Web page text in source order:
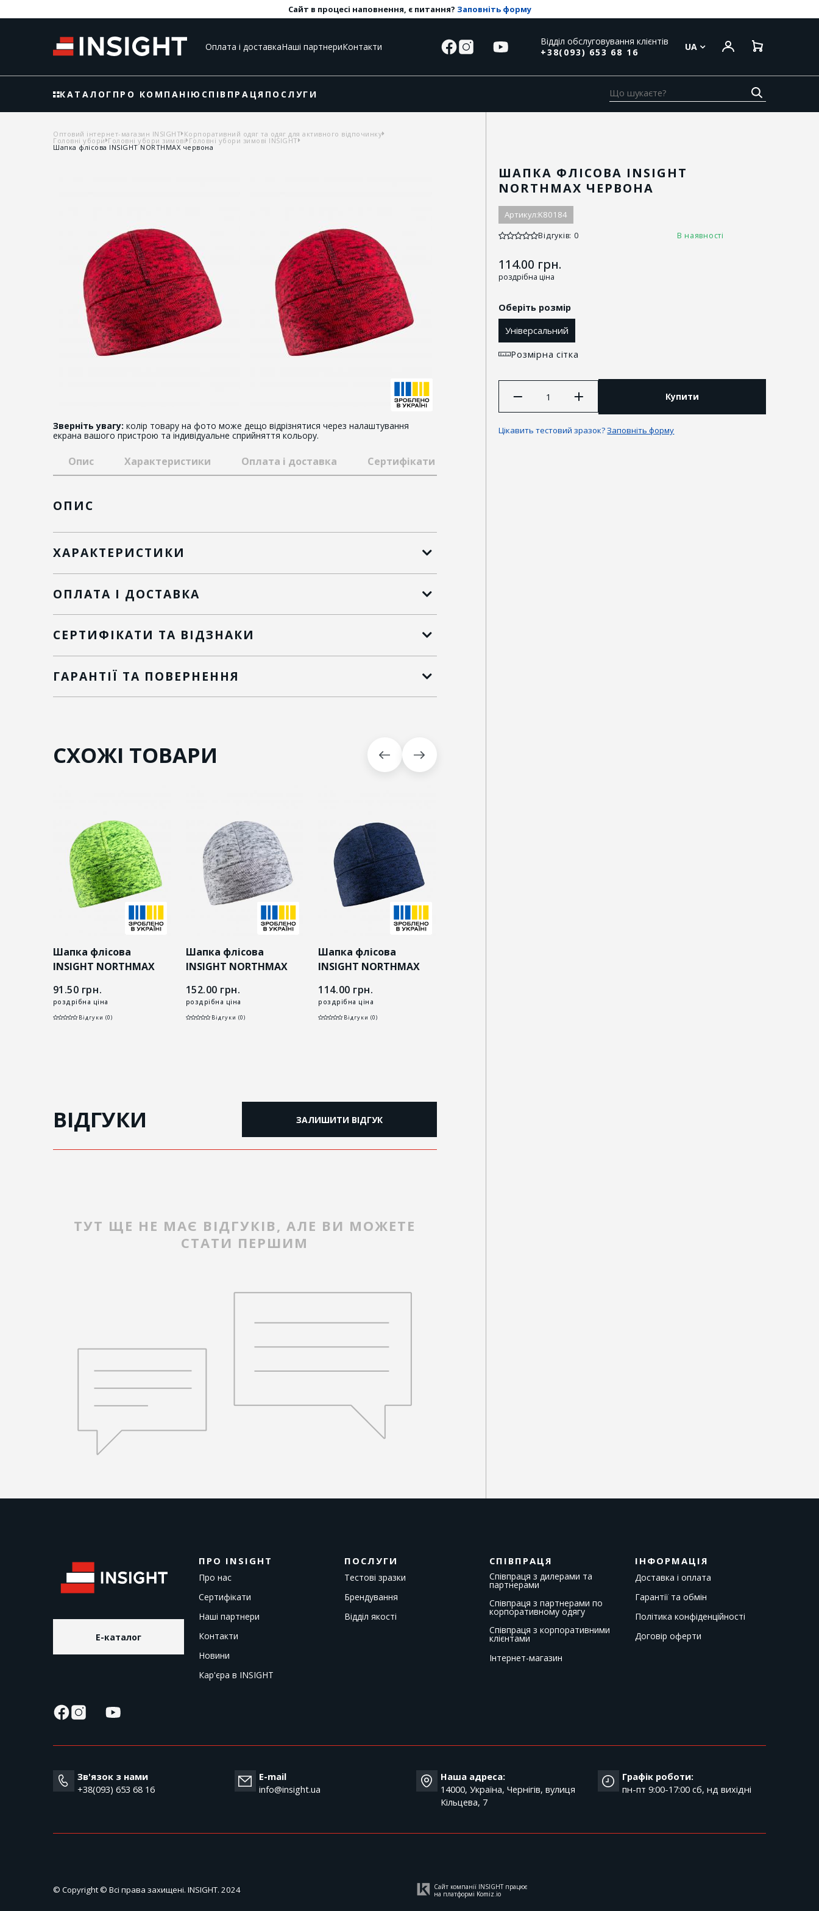
Сайт в процесі наповнення, є питання? Заповніть форму
Оплата і доставкаНаші партнериКонтакти
Відділ обслуговування клієнтів
+38(093) 653 68 16
UA
КАТАЛОГ ПРО КОМПАНІЮ СПІВПРАЦЯ ПОСЛУГИ
Оптовий інтернет-магазин INSIGHT Корпоративний одяг та одяг для активного відпочинку
Головні убори Головні убори зимові Головні убори зимові INSIGHT
Шапка флісова INSIGHT NORTHMAX червона
Зверніть увагу: колір товару на фото може дещо відрізнятися через налаштування
екрана вашого пристрою та індивідуальне сприйняття кольору.
ШАПКА ФЛІСОВА INSIGHT
NORTHMAX ЧЕРВОНА
Артикул:K80184
Відгуків: 0 В наявності
114.00 грн.
роздрібна ціна
Оберіть розмір
Універсальний
Розмірна сітка
Купити
Цікавить тестовий зразок?Заповніть форму
Опис Характеристики Оплата і доставка Сертифікати та відзнаки
ОПИС
ХАРАКТЕРИСТИКИ
ОПЛАТА І ДОСТАВКА
СЕРТИФІКАТИ ТА ВІДЗНАКИ
ГАРАНТІЇ ТА ПОВЕРНЕННЯ
СХОЖІ ТОВАРИ
Шапка флісова
INSIGHT NORTHMAX
91.50 грн.
роздрібна ціна
Відгуки (0)
Шапка флісова
INSIGHT NORTHMAX
152.00 грн.
роздрібна ціна
Відгуки (0)
Шапка флісова
INSIGHT NORTHMAX
114.00 грн.
роздрібна ціна
Відгуки (0)
ВІДГУКИ ЗАЛИШИТИ ВІДГУК
ТУТ ЩЕ НЕ МАЄ ВІДГУКІВ, АЛЕ ВИ МОЖЕТЕ
СТАТИ ПЕРШИМ
E-каталог
ПРО INSIGHT
Про нас
Сертифікати
Наші партнери
Контакти
Новини
Кар'єра в INSIGHT
ПОСЛУГИ
Тестові зразки
Брендування
Відділ якості
СПІВПРАЦЯ
Співпраця з дилерами та
партнерами
Співпраця з партнерами по
корпоративному одягу
Співпраця з корпоративними
клієнтами
Інтернет-магазин
ІНФОРМАЦІЯ
Доставка і оплата
Гарантії та обмін
Політика конфіденційності
Договір оферти
Зв'язок з нами
+38(093) 653 68 16
E-mail
info@insight.ua
Наша адреса:
14000, Україна, Чернігів, вулиця
Кільцева, 7
Графік роботи:
пн-пт 9:00-17:00 cб, нд вихідні
© Copyright © Всі права захищені. INSIGHT. 2024
Сайт компанії INSIGHT працює
на платформі Komiz.io